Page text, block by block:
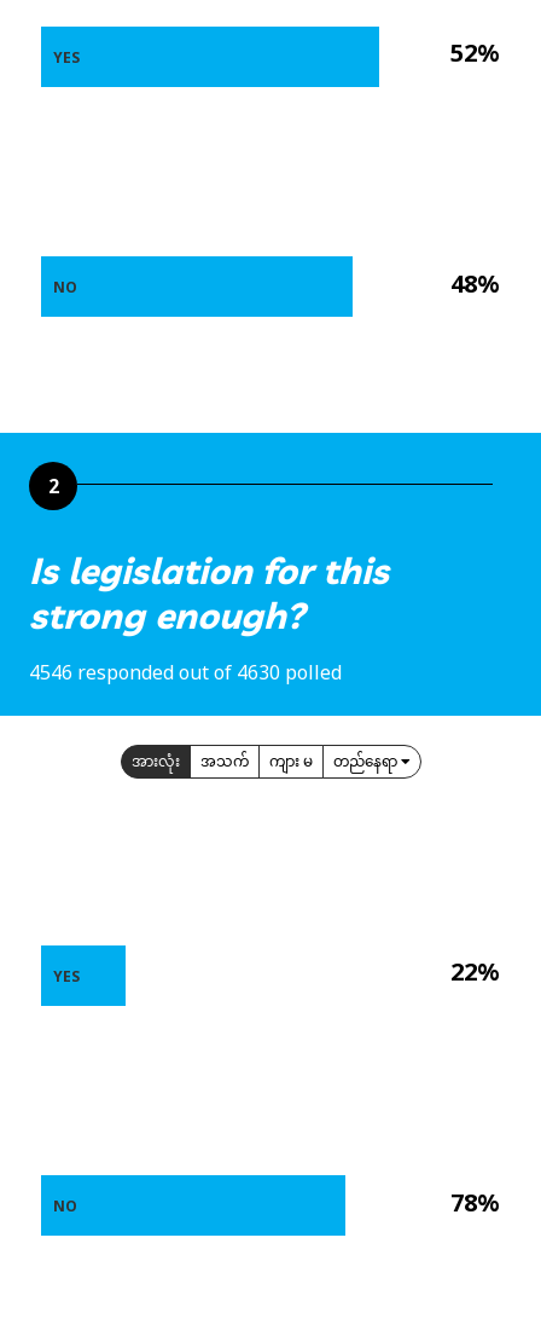
52%
48%
YES
NO
2
Is legislation for this
strong enough?
4546 responded out of 4630 polled
အားလုံး အသက် ကျား မ တည်နေရာ
22%
78%
YES
NO